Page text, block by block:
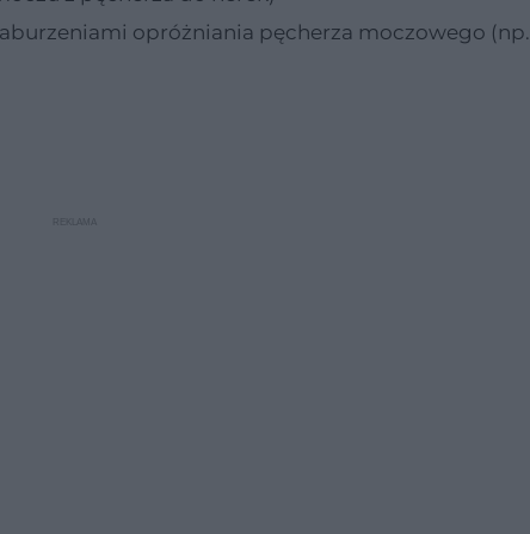
opróżniania pęcherza moczowego